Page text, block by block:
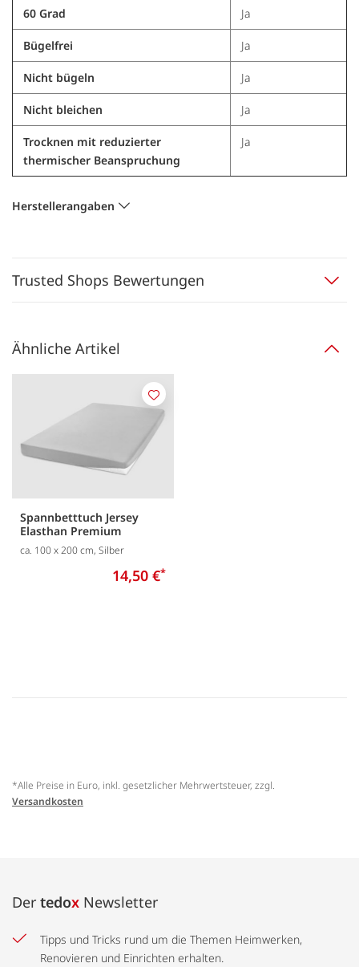
60 Grad Ja
Bügelfrei Ja
Nicht bügeln Ja
Nicht bleichen Ja
Trocknen mit reduzierter
thermischer Beanspruchung
Ja
Herstellerangaben
Trusted Shops Bewertungen
Ähnliche Artikel
Spannbetttuch Jersey
Elasthan Premium
ca. 100 x 200 cm, Silber
14,50 €*
Merken
*Alle Preise in Euro, inkl. gesetzlicher Mehrwertsteuer, zzgl.
Versandkosten
Der tedox Newsletter
Tipps und Tricks rund um die Themen Heimwerken,
Renovieren und Einrichten erhalten.